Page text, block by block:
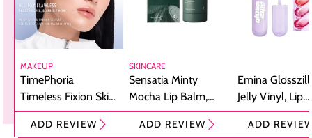
MAKEUP
TimePhoria
Timeless Fixion Skin
Tint Stick,
Foundation dan
ADD REVIEW
SKINCARE
Sensatia Minty
Mocha Lip Balm,
Pelembap Bibir
dengan Aroma
ADD REVIEW
Emina
Jelly Vinyl, Lip
Cream Glossy
Ringan
ADD